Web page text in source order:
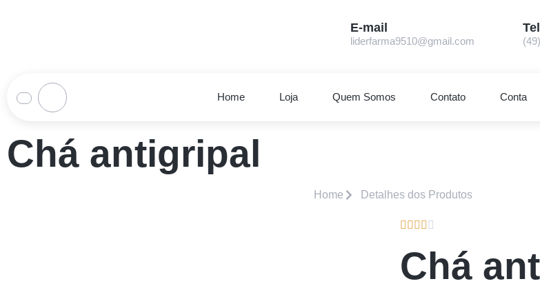
E-mail
liderfarma9510@gmail.com
Home Loja Quem Somos Contato Conta
Chá antigripal
Home Detalhes dos Produtos
    
Chá